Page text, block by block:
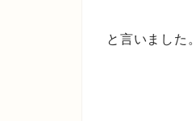
と言いました。